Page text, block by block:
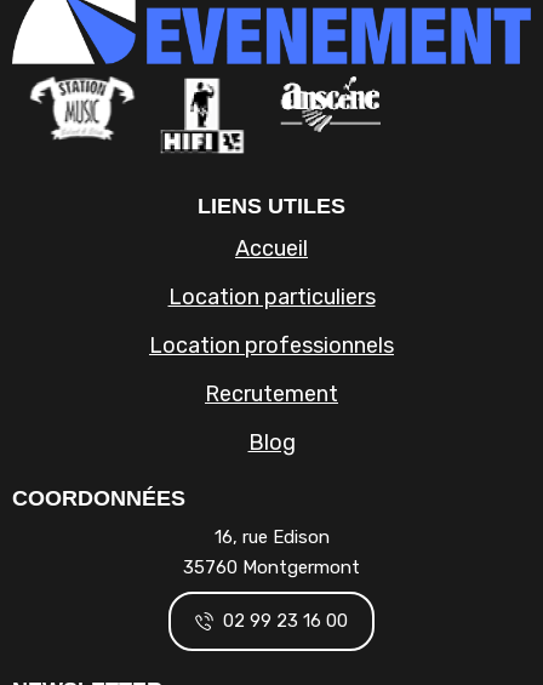
LIENS UTILES
Accueil
Location particuliers
Location professionnels
Recrutement
Blog
COORDONNÉES
16, rue Edison
35760 Montgermont
02 99 23 16 00